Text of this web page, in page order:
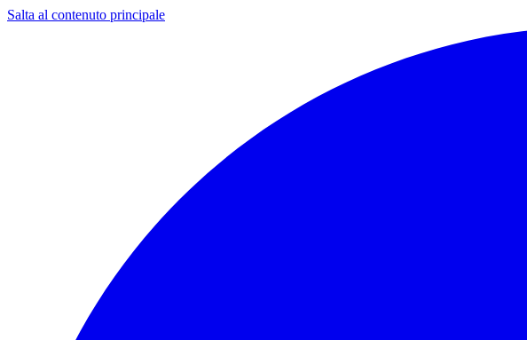
Salta al contenuto principale